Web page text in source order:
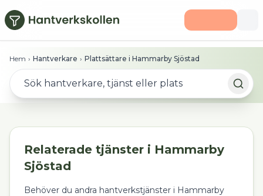
Hoppa till huvudinnehåll
Hem › Hantverkare › Plattsättare i Hammarby Sjöstad
Relaterade tjänster i Hammarby
Sjöstad
Behöver du andra hantverkstjänster i Hammarby